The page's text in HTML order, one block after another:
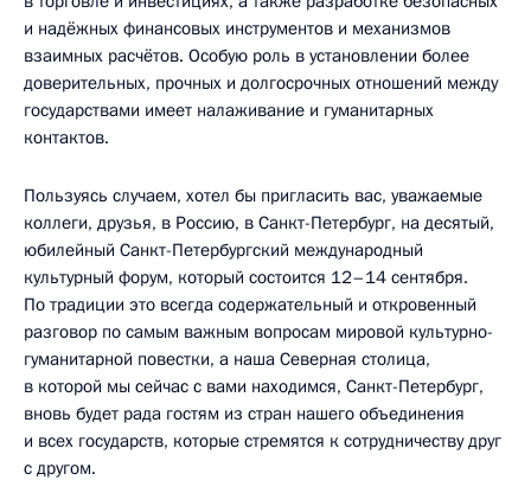
и надёжных финансовых инструментов и механизмов
взаимных расчётов. Особую роль в установлении более
доверительных, прочных и долгосрочных отношений между
государствами имеет налаживание и гуманитарных
контактов.
Пользуясь случаем, хотел бы пригласить вас, уважаемые
коллеги, друзья, в Россию, в Санкт-Петербург, на десятый,
юбилейный Санкт-Петербургский международный
культурный форум, который состоится 12–14 сентября.
По традиции это всегда содержательный и откровенный
разговор по самым важным вопросам мировой культурно-
гуманитарной повестки, а наша Северная столица,
в которой мы сейчас с вами находимся, Санкт-Петербург,
вновь будет рада гостям из стран нашего объединения
и всех государств, которые стремятся к сотрудничеству друг
с другом.